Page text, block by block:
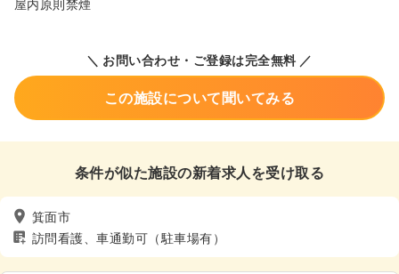
屋内原則禁煙
＼ お問い合わせ・ご登録は完全無料 ／
この施設について聞いてみる
条件が似た施設の新着求人を受け取る
箕面市
訪問看護、車通勤可（駐車場有）